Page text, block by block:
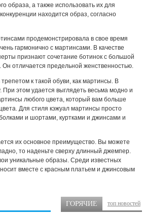
образа, а также использовать их для
находится образ, согласно
продемонстрировала в свое время
гармонично с мартинсами. В качестве
признают сочетание ботинок с большой
отличается предельной женственностью.
к такой обуви, как мартинсы. В
этом удается выглядеть весьма модно и
любого цвета, который вам больше
Для стиля кэжуал мартинсы просто
и шортами, куртками и джинсами и
их основное преимущество. Вы можете
то наденьте сверху длинный джемпер.
уникальные образы. Среди известных
вместе с красным платьем и джинсовым
ГОРЯЧИЕ топ новостей
Аудио-видео
Компьютеры и ПО
Мобильные телефоны
Недвижимость
17